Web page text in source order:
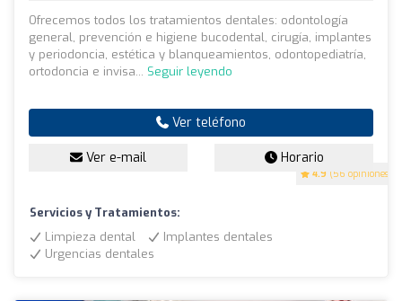
4.9 (56 opiniones)
Ofrecemos todos los tratamientos dentales: odontología
general, prevención e higiene bucodental, cirugía, implantes
y periodoncia, estética y blanqueamientos, odontopediatría,
ortodoncia e invisa... Seguir leyendo
Ver teléfono
Ver e-mail Horario
Servicios y Tratamientos:
Limpieza dental
Implantes dentales
Urgencias dentales